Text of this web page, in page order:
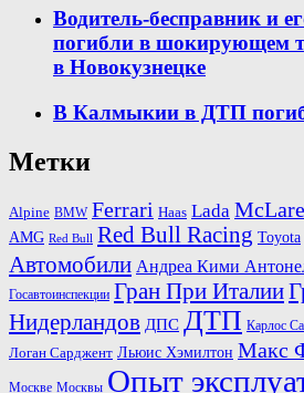
Водитель-бесправник и
погибли в шокирующем
в Новокузнецке
В Калмыкии в ДТП
Метки
Alpine BMW Ferrari Haas Lada
AMG Red Bull Red Bull Racing Toyota
Автомобили Андреа Кими
Госавтоинспекции Гран При Италии
Нидерландов ДПС ДТП Карлос
Логан Сарджент Льюис Хэмилтон Макс
Москве Москвы Опыт